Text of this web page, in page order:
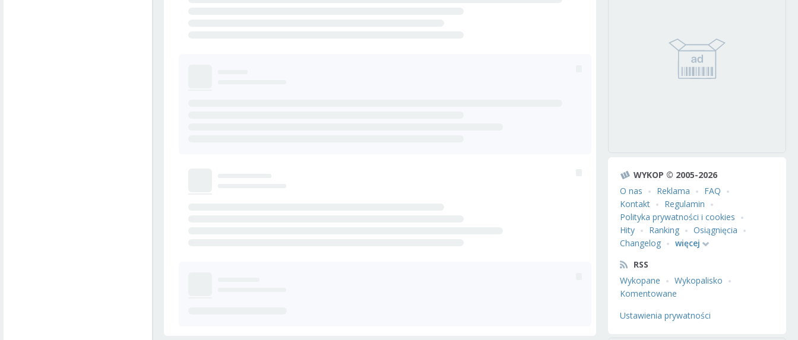
WYKOP © 2005-2026
O nas
Reklama
FAQ
Kontakt
Regulamin
Polityka prywatności i cookies
Hity
Ranking
Osiągnięcia
Changelog
więcej
RSS
Wykopane
Wykopalisko
Komentowane
Ustawienia prywatności